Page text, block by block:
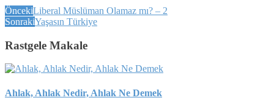
ÖncekiLiberal Müslüman Olamaz mı? – 2
SonrakiYaşasın Türkiye
Rastgele Makale
Ahlak, Ahlak Nedir, Ahlak Ne Demek